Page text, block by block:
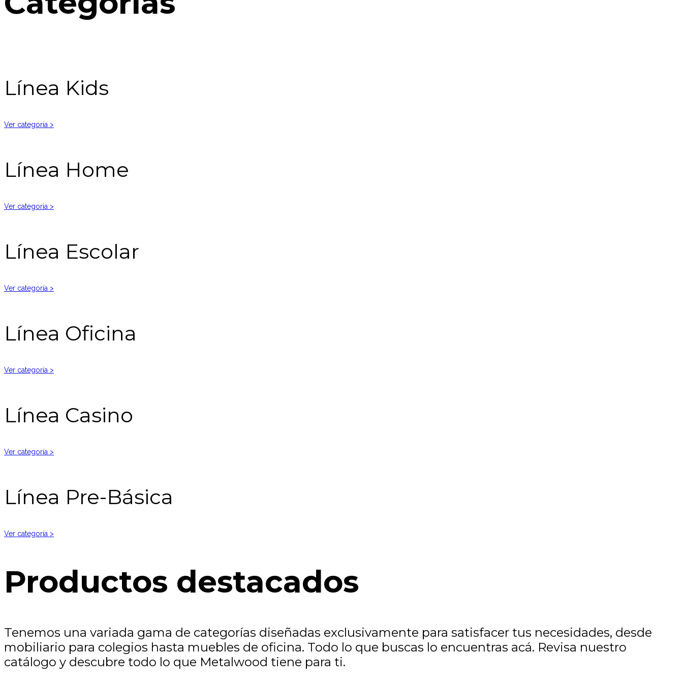
Línea Kids
Ver categoría >
Línea Home
Ver categoría >
Línea Escolar
Ver categoría >
Línea Oficina
Ver categoría >
Línea Casino
Ver categoría >
Línea Pre-Básica
Ver categoría >
Productos destacados
Tenemos una variada gama de categorías diseñadas exclusivamente para satisfacer tus necesidades, desde
mobiliario para colegios hasta muebles de oficina. Todo lo que buscas lo encuentras acá. Revisa nuestro
catálogo y descubre todo lo que Metalwood tiene para ti.